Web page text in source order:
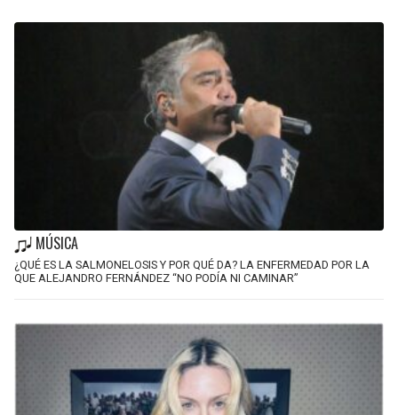
MÚSICA
¿QUÉ ES LA SALMONELOSIS Y POR QUÉ DA? LA ENFERMEDAD POR LA
QUE ALEJANDRO FERNÁNDEZ “NO PODÍA NI CAMINAR”